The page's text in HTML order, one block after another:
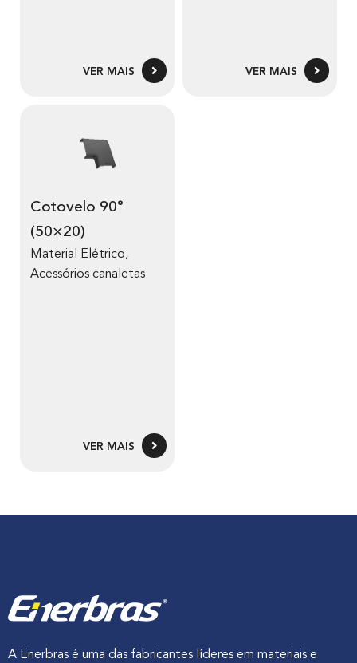
VER MAIS VER MAIS
Cotovelo 90°
(50×20)
Material Elétrico,
Acessórios canaletas
VER MAIS
A Enerbras é uma das fabricantes líderes em materiais e